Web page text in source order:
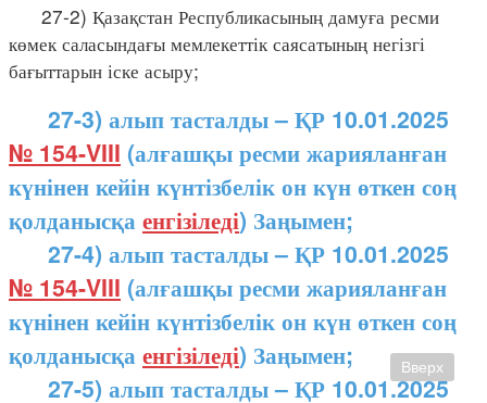
27-2) Қазақстан Республикасының дамуға ресми
көмек саласындағы мемлекеттік саясатының негізгі
бағыттарын іске асыру;
27-3) алып тасталды – ҚР 10.01.2025
№ 154-VIII (алғашқы ресми жарияланған
күнінен кейін күнтізбелік он күн өткен соң
қолданысқа енгізіледі) Заңымен;
27-4) алып тасталды – ҚР 10.01.2025
№ 154-VIII (алғашқы ресми жарияланған
күнінен кейін күнтізбелік он күн өткен соң
қолданысқа енгізіледі) Заңымен;
27-5) алып тасталды – ҚР 10.01.2025
Вверх